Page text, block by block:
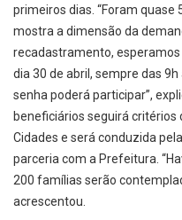
primeiros dias. “Foram
mostra a dimensão da
recadastramento,
dia 30 de abril, sempre das
senha poderá participar”,
beneficiários seguirá
Cidades e será conduzida
parceria com a Prefeitura.
200 famílias serão
acrescentou.